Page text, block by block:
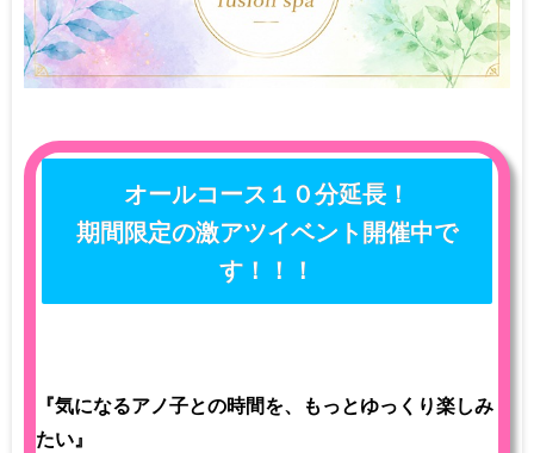
オールコース１０分延長！
期間限定の激アツイベント開催中で
す！！！
『気になるアノ子との時間を、もっとゆっくり楽しみ
たい』